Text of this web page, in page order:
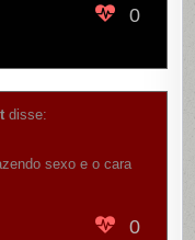
0
disse:
sexo e o cara
0